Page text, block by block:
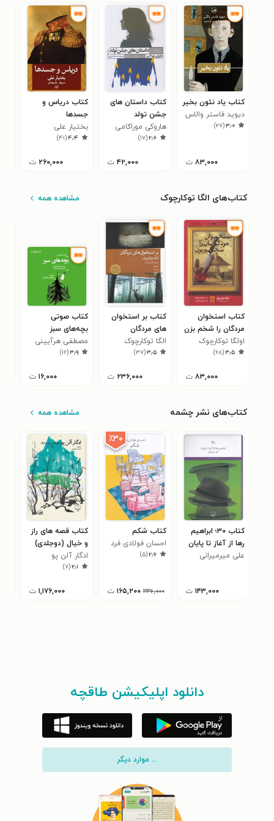
کتاب یاد نئون بخیر
دیوید فاستر والاس
۳٫۰(۲۷)
۸۳,۰۰۰ ت
کتاب داستان های
جشن تولد
هاروکی موراکامی
۲٫۶(۱۷)
۴۲,۰۰۰ ت
کتاب دریاس و
جسدها
بختیار علی
۴٫۴(۴۱)
۲۶۰,۰۰۰ ت
کتاب‌های الگا توکارچوک مشاهده همه
کتاب استخوان
مردگان را شخم بزن
اولگا توکارچوک
۳٫۵(۶۸)
۸۳,۰۰۰ ت
کتاب بر استخوان
های مردگان
الگا توکارچوک
۳٫۵(۳۷)
۲۳۶,۰۰۰ ت
کتاب صوتی
بچه‌های سبز
مصطفی هرآیینی
۳٫۹(۱۶)
۱۶,۰۰۰ ت
کتاب‌های نشر چشمه مشاهده همه
کتاب ۳۰؛ ابراهیم
رها از آغاز تا پایان
علی میرمیرانی
۱۴۳,۰۰۰ ت
٪۳۰
کتاب شکم
احسان فولادی فرد
۲٫۶(۵)
۲۳۶,۰۰۰ ۱۶۵,۲۰۰ ت
کتاب قصه های راز
و خیال (دوجلدی)
ادگار آلن پو
۲٫۱(۷)
۱,۱۷۶,۰۰۰ ت
دانلود اپلیکیشن طاقچه
... موارد دیگر